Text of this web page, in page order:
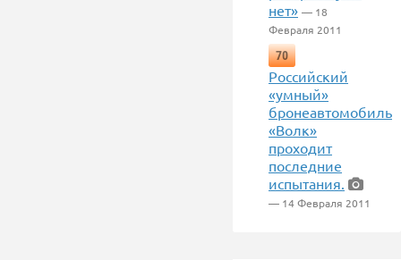
нет» — 18
Февраля 2011
70
Российский
«умный»
бронеавтомобиль
«Волк»
проходит
последние
испытания.
— 14 Февраля 2011